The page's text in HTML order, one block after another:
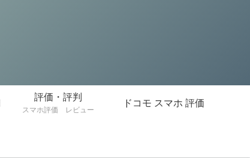
評価・評判
スマホ評価 レビュー
ドコモ スマホ 評価